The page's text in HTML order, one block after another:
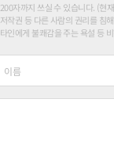
200자까지 쓰실 수 있습니다. (현
저작권 등 다른 사람의 권리를 침
타인에게 불쾌감을 주는 욕설 등